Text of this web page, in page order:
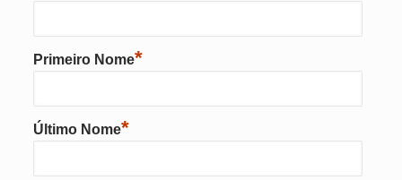
Primeiro Nome*
Último Nome*